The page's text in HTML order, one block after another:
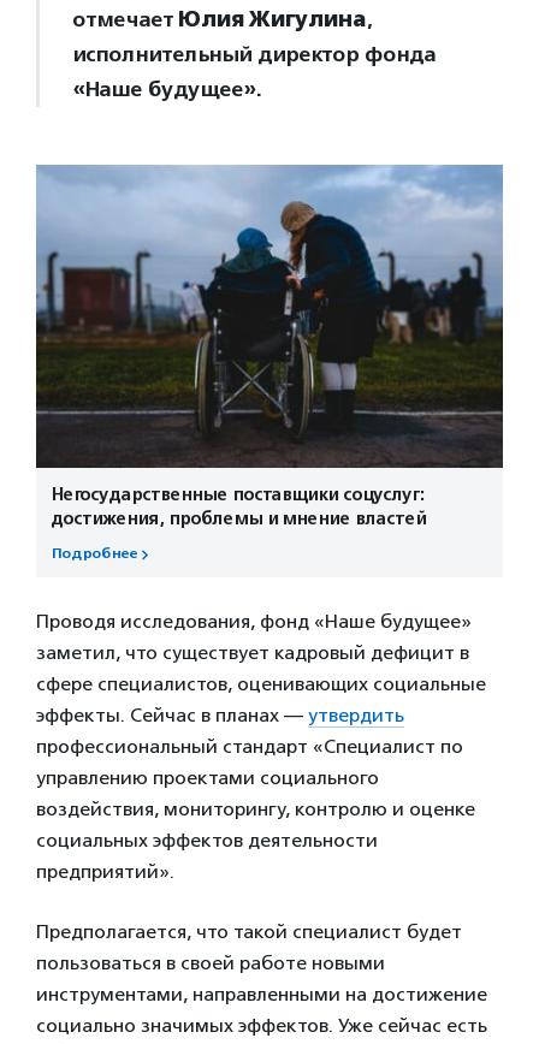
отмечает Юлия Жигулина,
исполнительный директор фонда
«Наше будущее».
Негосударственные поставщики соцуслуг:
достижения, проблемы и мнение властей
Подробнее
Проводя исследования, фонд «Наше будущее»
заметил, что существует кадровый дефицит в
сфере специалистов, оценивающих социальные
эффекты. Сейчас в планах — утвердить
профессиональный стандарт «Специалист по
управлению проектами социального
воздействия, мониторингу, контролю и оценке
социальных эффектов деятельности
предприятий».
Предполагается, что такой специалист будет
пользоваться в своей работе новыми
инструментами, направленными на достижение
социально значимых эффектов. Уже сейчас есть